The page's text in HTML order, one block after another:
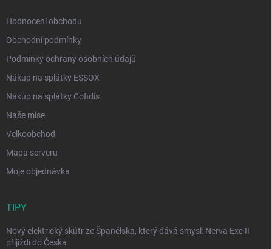
Hodnocení obchodu
Obchodní podmínky
Podmínky ochrany osobních údajů
Nákup na splátky ESSOX
Nákup na splátky Cofidis
Naše mise
Velkoobchod
Mapa serveru
Moje objednávka
TIPY
Nový elektrický skútr ze Španělska, který dává smysl: Nerva Exe II
přijíždí do Česka